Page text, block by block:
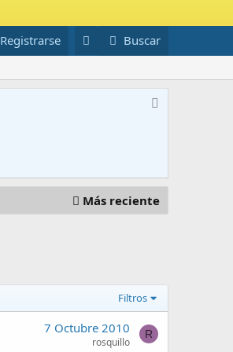
Registrarse Buscar
Más reciente
Filtros
7 Octubre 2010
rosquillo
R